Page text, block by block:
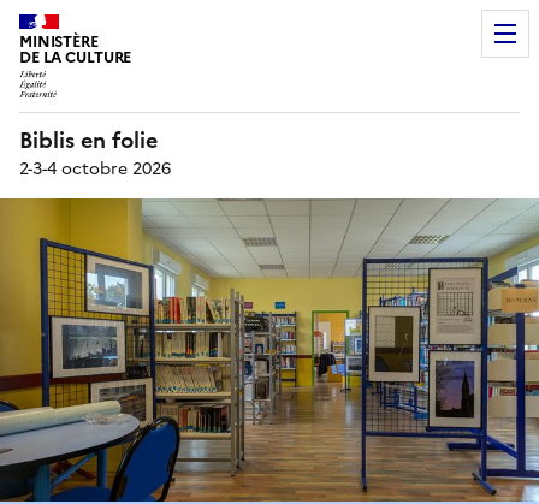
MINISTÈRE
DE LA CULTURE
Biblis en folie
2-3-4 octobre 2026